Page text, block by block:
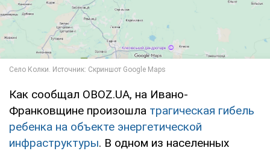
Как сообщал OBOZ.UA, на Ивано-
Франковщине произошла трагическая гибель
ребенка на объекте энергетической
инфраструктуры. В одном из населенных